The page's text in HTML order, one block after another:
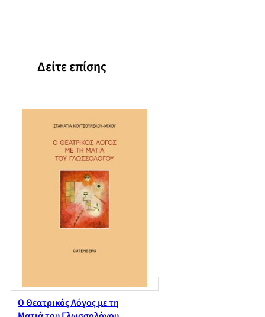
Δείτε επίσης
Ο Θεατρικός Λόγος με τη